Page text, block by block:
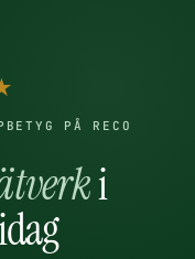
PÅ RECO
i